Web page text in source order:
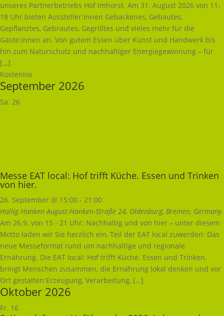
unseres Partnerbetriebs Hof Imhorst. Am 31. August 2026 von 11-
18 Uhr bieten Aussteller:innen Gebackenes, Gebautes,
Gepflanztes, Gebrautes, Gegrilltes und vieles mehr für die
Gäste:innen an. Von gutem Essen über Kunst und Handwerk bis
hin zum Naturschutz und nachhaltiger Energiegewinnung – für
[…]
Kostenlos
September 2026
Sa. 26
Messe EAT local: Hof trifft Küche. Essen und Trinken
von hier.
26. September @ 15:00 - 21:00
Hallig HankenAugust-Hanken-Straße 24, Oldenburg, Bremen, Germany
Am 26.9. von 15 - 21 Uhr: Nachhaltig und von hier – unter diesem
Motto laden wir Sie herzlich ein, Teil der EAT local zuwerden: Das
neue Messeformat rund um nachhaltige und regionale
Ernährung. Die EAT local: Hof trifft Küche. Essen und Trinken.
bringt Menschen zusammen, die Ernährung lokal denken und vor
Ort gestalten:Erzeugung, Verarbeitung, […]
Oktober 2026
Fr. 16